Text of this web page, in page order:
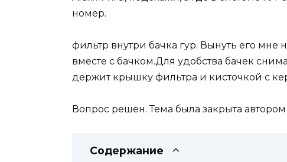
номер.
фильтр внутри бачка гур. Вынуть его мне
вместе с бачком.Для удобства бачек
держит крышку фильтра и кисточкой с
Вопрос решен. Тема была закрыта автором
Содержание